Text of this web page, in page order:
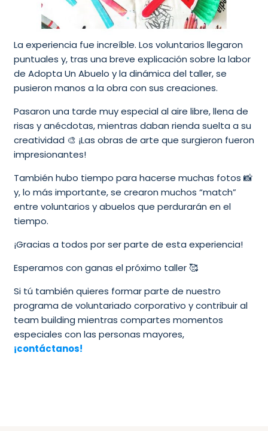
La experiencia fue increíble. Los voluntarios llegaron
puntuales y, tras una breve explicación sobre la labor
de Adopta Un Abuelo y la dinámica del taller, se
pusieron manos a la obra con sus creaciones.
Pasaron una tarde muy especial al aire libre, llena de
risas y anécdotas, mientras daban rienda suelta a su
creatividad 🎨 ¡Las obras de arte que surgieron fueron
impresionantes!
También hubo tiempo para hacerse muchas fotos 📸
y, lo más importante, se crearon muchos “match”
entre voluntarios y abuelos que perdurarán en el
tiempo.
¡Gracias a todos por ser parte de esta experiencia!
Esperamos con ganas el próximo taller 🥰
Si tú también quieres formar parte de nuestro
programa de voluntariado corporativo y contribuir al
team building mientras compartes momentos
especiales con las personas mayores,
¡contáctanos!